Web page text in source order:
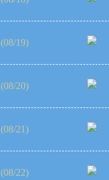
(08/19)
(08/20)
(08/21)
(08/22)